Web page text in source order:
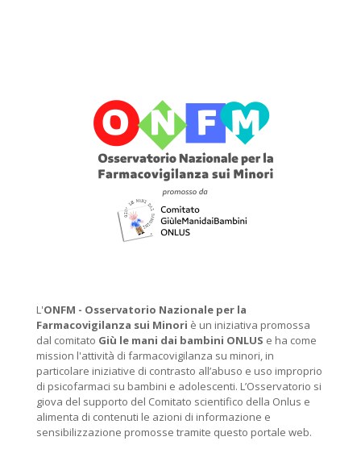
L'ONFM - Osservatorio Nazionale per la
Farmacovigilanza sui Minori è un iniziativa promossa
dal comitato Giù le mani dai bambini ONLUS e ha come
mission l'attività di farmacovigilanza su minori, in
particolare iniziative di contrasto all’abuso e uso improprio
di psicofarmaci su bambini e adolescenti. L’Osservatorio si
giova del supporto del Comitato scientifico della Onlus e
alimenta di contenuti le azioni di informazione e
sensibilizzazione promosse tramite questo portale web.